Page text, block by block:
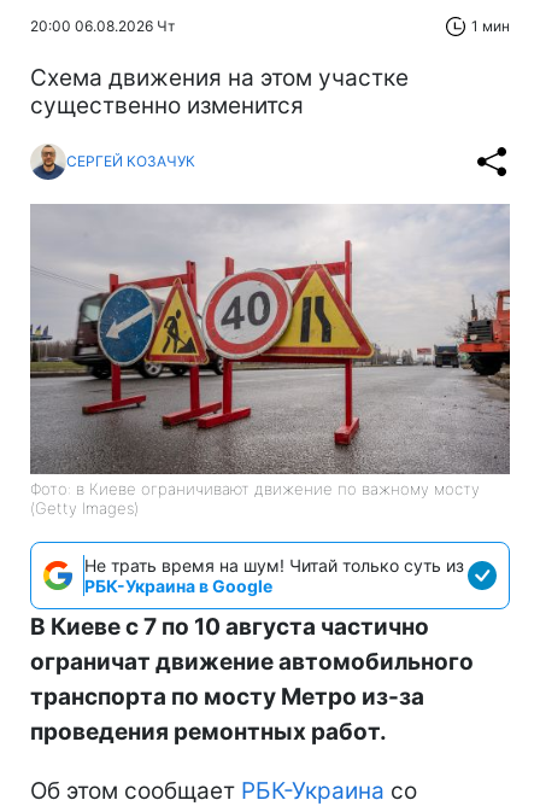
20:00 06.08.2026 Чт 1 мин
Схема движения на этом участке
существенно изменится
СЕРГЕЙ КОЗАЧУК
Фото: в Киеве ограничивают движение по важному мосту
(Getty Images)
Не трать время на шум! Читай только суть из
РБК-Украина в Google
В Киеве с 7 по 10 августа частично
ограничат движение автомобильного
транспорта по мосту Метро из-за
проведения ремонтных работ.
Об этом сообщает РБК-Украина со